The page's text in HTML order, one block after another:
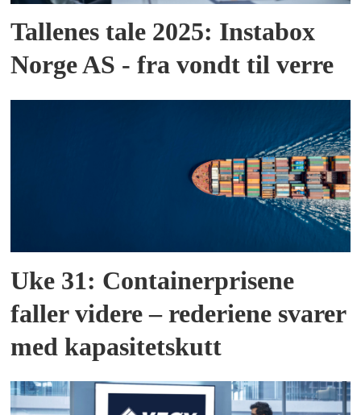
Tallenes tale 2025: Instabox
Norge AS - fra vondt til verre
Uke 31: Containerprisene
faller videre – rederiene svarer
med kapasitetskutt